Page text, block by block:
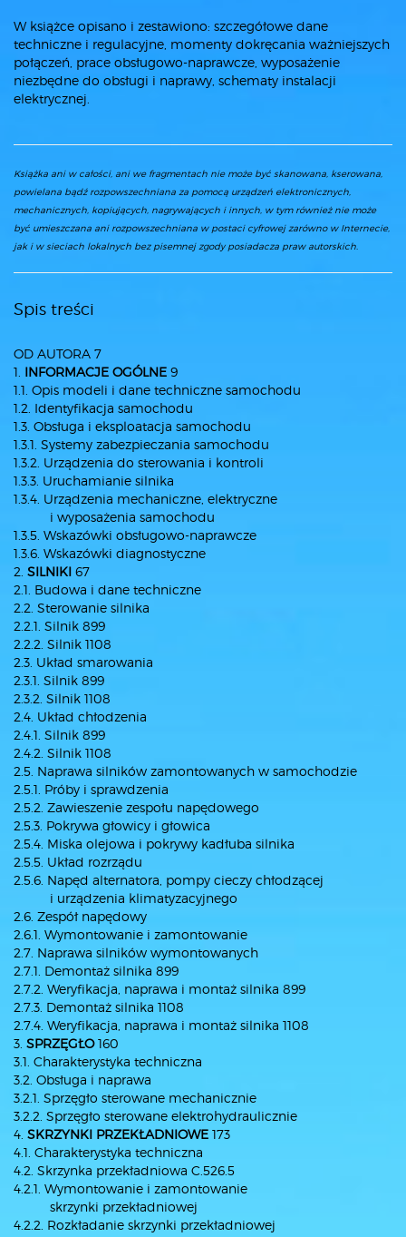
W książce opisano i zestawiono: szczegółowe dane
techniczne i regulacyjne, momenty dokręcania ważniejszych
połączeń, prace obsługowo-naprawcze, wyposażenie
niezbędne do obsługi i naprawy, schematy instalacji
elektrycznej.
Książka ani w całości, ani we fragmentach nie może być skanowana, kserowana,
powielana bądź rozpowszechniana za pomocą urządzeń elektronicznych,
mechanicznych, kopiujących, nagrywających i innych, w tym również nie może
być umieszczana ani rozpowszechniana w postaci cyfrowej zarówno w Internecie,
jak i w sieciach lokalnych bez pisemnej zgody posiadacza praw autorskich.
Spis treści
OD AUTORA 7
1. INFORMACJE OGÓLNE 9
1.1. Opis modeli i dane techniczne samochodu
1.2. Identyfikacja samochodu
1.3. Obsługa i eksploatacja samochodu
1.3.1. Systemy zabezpieczania samochodu
1.3.2. Urządzenia do sterowania i kontroli
1.3.3. Uruchamianie silnika
1.3.4. Urządzenia mechaniczne, elektryczne
i wyposażenia samochodu
1.3.5. Wskazówki obsługowo-naprawcze
1.3.6. Wskazówki diagnostyczne
2. SILNIKI 67
2.1. Budowa i dane techniczne
2.2. Sterowanie silnika
2.2.1. Silnik 899
2.2.2. Silnik 1108
2.3. Układ smarowania
2.3.1. Silnik 899
2.3.2. Silnik 1108
2.4. Układ chłodzenia
2.4.1. Silnik 899
2.4.2. Silnik 1108
2.5. Naprawa silników zamontowanych w samochodzie
2.5.1. Próby i sprawdzenia
2.5.2. Zawieszenie zespołu napędowego
2.5.3. Pokrywa głowicy i głowica
2.5.4. Miska olejowa i pokrywy kadłuba silnika
2.5.5. Układ rozrządu
2.5.6. Napęd alternatora, pompy cieczy chłodzącej
i urządzenia klimatyzacyjnego
2.6. Zespół napędowy
2.6.1. Wymontowanie i zamontowanie
2.7. Naprawa silników wymontowanych
2.7.1. Demontaż silnika 899
2.7.2. Weryfikacja, naprawa i montaż silnika 899
2.7.3. Demontaż silnika 1108
2.7.4. Weryfikacja, naprawa i montaż silnika 1108
3. SPRZĘGŁO160
3.1. Charakterystyka techniczna
3.2. Obsługa i naprawa
3.2.1. Sprzęgło sterowane mechanicznie
3.2.2. Sprzęgło sterowane elektrohydraulicznie
4. SKRZYNKI PRZEKŁADNIOWE 173
4.1. Charakterystyka techniczna
4.2. Skrzynka przekładniowa C.526.5
4.2.1. Wymontowanie i zamontowanie
skrzynki przekładniowej
4.2.2. Rozkładanie skrzynki przekładniowej